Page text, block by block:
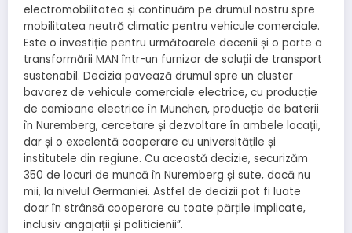
electromobilitatea și continuăm pe drumul nostru spre
mobilitatea neutră climatic pentru vehicule comerciale.
Este o investiție pentru următoarele decenii și o parte a
transformării MAN într-un furnizor de soluții de transport
sustenabil. Decizia pavează drumul spre un cluster
bavarez de vehicule comerciale electrice, cu producție
de camioane electrice în Munchen, producție de baterii
în Nuremberg, cercetare și dezvoltare în ambele locații,
dar și o excelentă cooperare cu universitățile și
institutele din regiune. Cu această decizie, securizăm
350 de locuri de muncă în Nuremberg și sute, dacă nu
mii, la nivelul Germaniei. Astfel de decizii pot fi luate
doar în strânsă cooperare cu toate părțile implicate,
inclusiv angajații și politicienii”.